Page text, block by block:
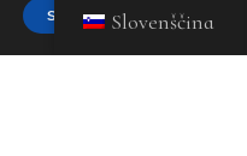
Slovenščina
Sprejmi